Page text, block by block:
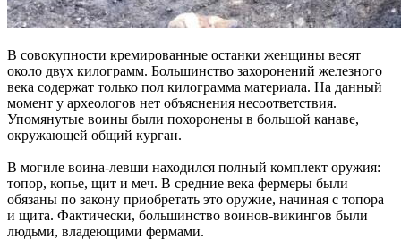
В совокупности кремированные останки женщины весят
около двух килограмм. Большинство захоронений железного
века содержат только пол килограмма материала. На данный
момент у археологов нет объяснения несоответствия.
Упомянутые воины были похоронены в большой канаве,
окружающей общий курган.
В могиле воина-левши находился полный комплект оружия:
топор, копье, щит и меч. В средние века фермеры были
обязаны по закону приобретать это оружие, начиная с топора
и щита. Фактически, большинство воинов-викингов были
людьми, владеющими фермами.